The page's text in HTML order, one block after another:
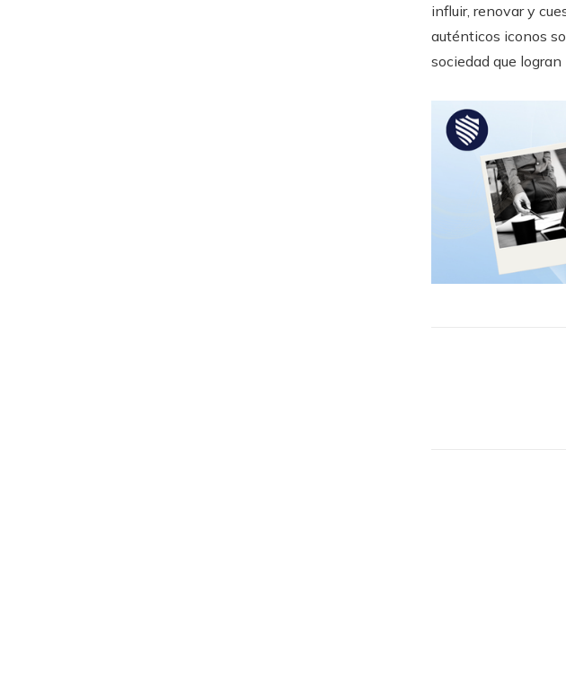
influir, renovar y
auténticos iconos
sociedad que logran